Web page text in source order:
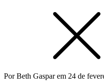
PorBeth Gasparem 24 de